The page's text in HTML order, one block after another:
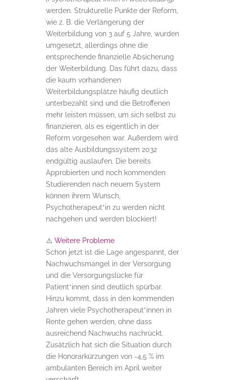
werden. Strukturelle Punkte der Reform,
wie z. B. die Verlängerung der
Weiterbildung von 3 auf 5 Jahre, wurden
umgesetzt, allerdings ohne die
entsprechende finanzielle Absicherung
der Weiterbildung. Das führt dazu, dass
die kaum vorhandenen
Weiterbildungsplätze häufig deutlich
unterbezahlt sind und die Betroffenen
mehr leisten müssen, um sich selbst zu
finanzieren, als es eigentlich in der
Reform vorgesehen war. Außerdem wird
das alte Ausbildungssystem 2032
endgültig auslaufen. Die bereits
Approbierten und noch kommenden
Studierenden nach neuem System
können ihrem Wunsch,
Psychotherapeut*in zu werden nicht
nachgehen und werden blockiert!
⚠️ Weitere Probleme
Schon jetzt ist die Lage angespannt, der
Nachwuchsmangel in der Versorgung
und die Versorgungslücke für
Patient*innen sind deutlich spürbar.
Hinzu kommt, dass in den kommenden
Jahren viele Psychotherapeut*innen in
Rente gehen werden, ohne dass
ausreichend Nachwuchs nachrückt.
Zusätzlich hat sich die Situation durch
die Honorarkürzungen von -4,5 % im
ambulanten Bereich im April weiter